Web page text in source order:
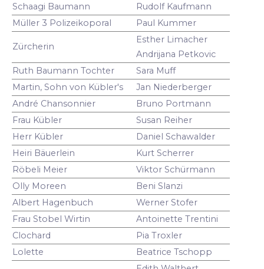
Schaagi Baumann
Rudolf Kaufmann
Müller 3 Polizeikoporal
Paul Kummer
Zürcherin
Esther Limacher
Andrijana Petkovic
Ruth Baumann Tochter
Sara Muff
Martin, Sohn von Kübler's
Jan Niederberger
André Chansonnier
Bruno Portmann
Frau Kübler
Susan Reiher
Herr Kübler
Daniel Schawalder
Heiri Bäuerlein
Kurt Scherrer
Röbeli Meier
Viktor Schürmann
Olly Moreen
Beni Slanzi
Albert Hagenbuch
Werner Stofer
Frau Stobel Wirtin
Antoinette Trentini
Clochard
Pia Troxler
Lolette
Beatrice Tschopp